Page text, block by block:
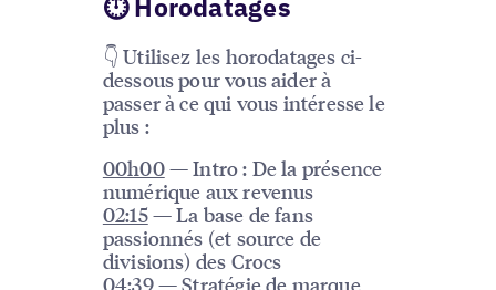
⏱ Horodatages
👇 Utilisez les horodatages ci-
dessous pour vous aider à
passer à ce qui vous intéresse le
plus :
00h00— Intro : De la présence
numérique aux revenus
02:15— La base de fans
passionnés (et source de
divisions) des Crocs
04:39— Stratégie de marque